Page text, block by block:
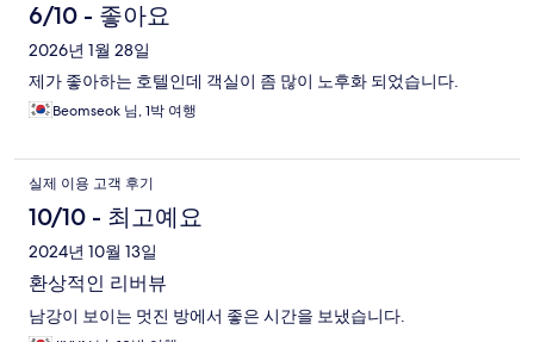
6/10 - 좋아요
2026년 1월 28일
제가 좋아하는 호텔인데 객실이 좀 많이 노후화 되었습니다.
Beomseok 님, 1박 여행
실제 이용 고객 후기
10/10 - 최고예요
2024년 10월 13일
환상적인 리버뷰
남강이 보이는 멋진 방에서 좋은 시간을 보냈습니다.